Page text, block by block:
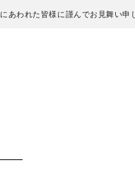
あわれた皆様に謹んでお見舞い